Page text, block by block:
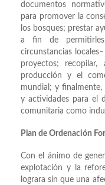
documentos
para promover la
los bosques; prestar
a fin de
circunstancias
proyectos;
producción y el
mundial; y
y actividades para el
comunitaria como
Plan de Ordenación
Con el ánimo de
explotación y la
lograra sin que una